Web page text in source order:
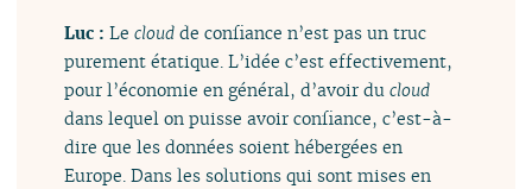
Luc :Lecloud de confiance n’est pas un truc
purement étatique. L’idée c’est effectivement,
pour l’économie en général, d’avoir ducloud
dans lequel on puisse avoir confiance, c’est-à-
dire que les données soient hébergées en
Europe. Dans les solutions qui sont mises en